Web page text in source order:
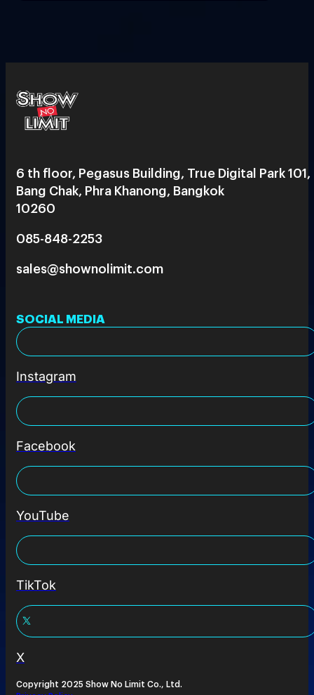
6 th floor, Pegasus Building, True Digital Park 101,
Bang Chak, Phra Khanong, Bangkok
10260
085-848-2253
sales@shownolimit.com
SOCIAL MEDIA
Instagram
Facebook
YouTube
TikTok
X
Copyright 2025 Show No Limit Co., Ltd.